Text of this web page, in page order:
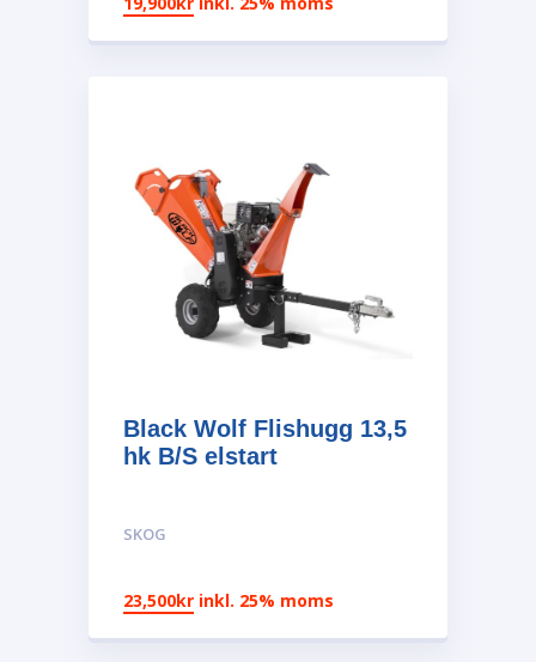
Black Wolf Flishugg 13,5
hk B/S elstart
SKOG
23,500kr inkl. 25% moms